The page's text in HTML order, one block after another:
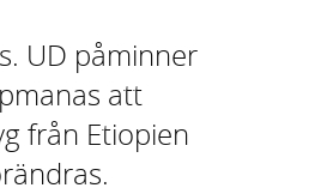
UD påminner
att
från Etiopien